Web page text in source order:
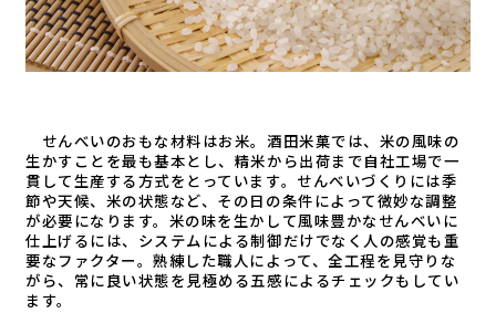
せんべいのおもな材料はお米。酒田米菓では、米の風味の
生かすことを最も基本とし、精米から出荷まで自社工場で一
貫して生産する方式をとっています。せんべいづくりには季
節や天候、米の状態など、その日の条件によって微妙な調整
が必要になります。米の味を生かして風味豊かなせんべいに
仕上げるには、システムによる制御だけでなく人の感覚も重
要なファクター。熟練した職人によって、全工程を見守りな
がら、常に良い状態を見極める五感によるチェックもしてい
ます。